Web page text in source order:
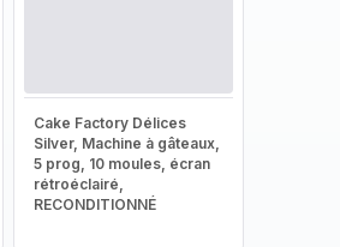
Cake Factory Délices
Silver, Machine à gâteaux,
5 prog, 10 moules, écran
rétroéclairé,
RECONDITIONNÉ